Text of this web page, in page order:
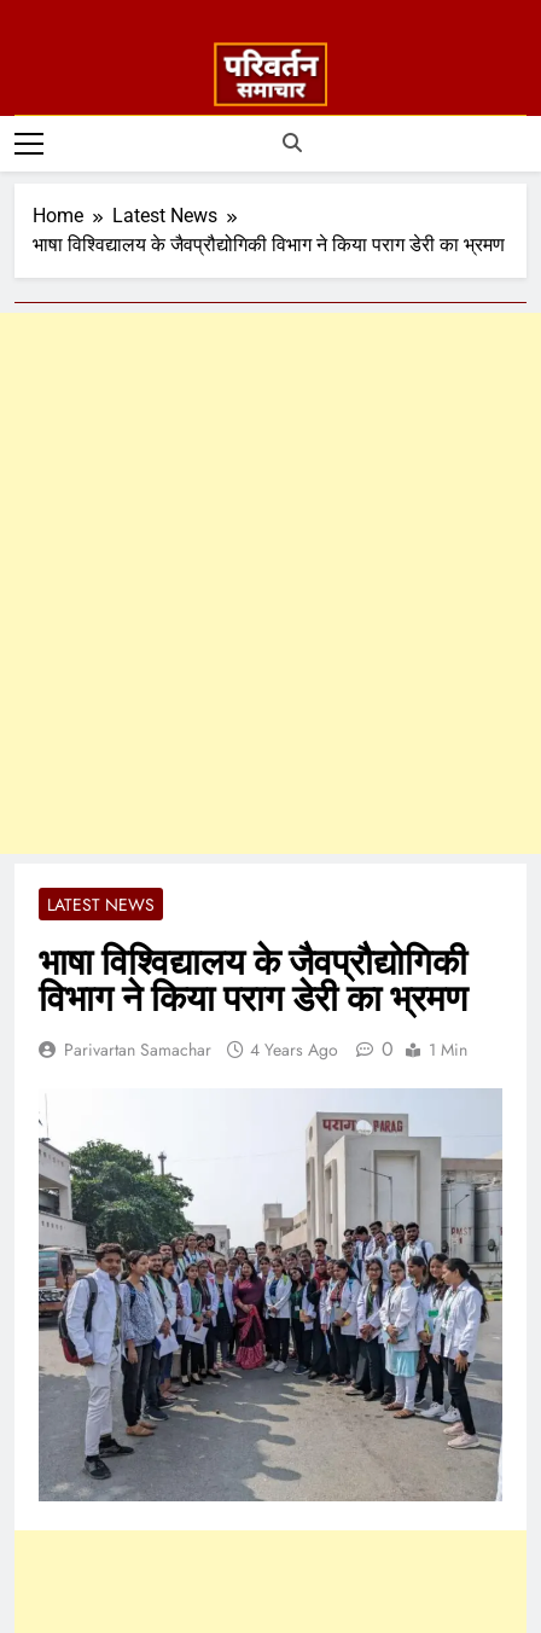
Home
Latest News
भाषा विश्विद्यालय के जैवप्रौद्योगिकी विभाग ने किया पराग डेरी का भ्रमण
LATEST NEWS
भाषा विश्विद्यालय के जैवप्रौद्योगिकी
विभाग ने किया पराग डेरी का भ्रमण
Parivartan Samachar 4 Years Ago 0 1 Min